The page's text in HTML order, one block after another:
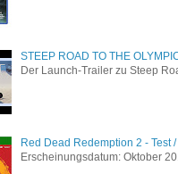
STEEP ROAD TO THE
Der Launch-Trailer zu Steep
Red Dead Redemption 2 - Test
Erscheinungsdatum: Oktober